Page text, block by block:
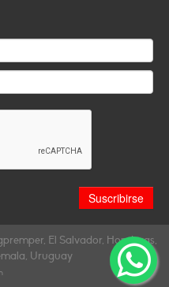
El Salvador, Honduras,
Uruguay